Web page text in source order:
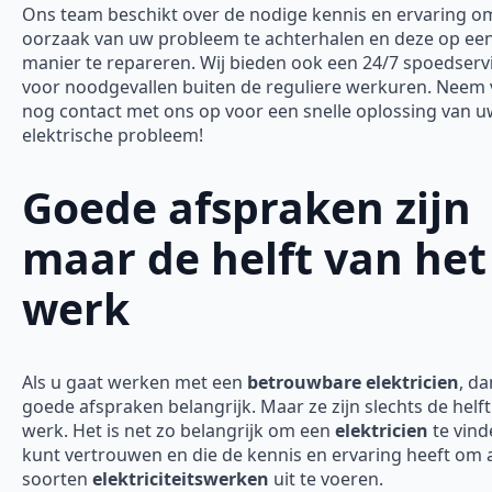
Ons team beschikt over de nodige kennis en ervaring
oorzaak van uw probleem te achterhalen en deze op
manier te repareren. Wij bieden ook een 24/7
voor noodgevallen buiten de reguliere werkuren. Neem
nog contact met ons op voor een snelle oplossing van
elektrische probleem!
Goede afspraken zijn
maar de helft van het
werk
Als u gaat werken met een betrouwbare elektricien,
goede afspraken belangrijk. Maar ze zijn slechts de
werk. Het is net zo belangrijk om een elektricien te
kunt vertrouwen en die de kennis en ervaring heeft om
soorten elektriciteitswerken uit te voeren.